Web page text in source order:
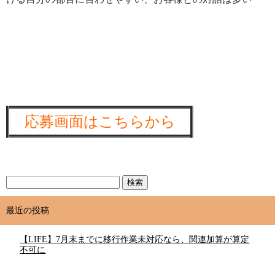
応募画面はこちらから
最近の投稿
【LIFE】7月末までに移行作業未対応なら、関連加算が算定
不可に